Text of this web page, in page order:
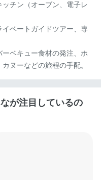
チン（オーブン、電子レ
ベートガイドツアー、専
ベキュー食材の発注、ホ
ヌーなどの旅程の手配。
が注目しているの